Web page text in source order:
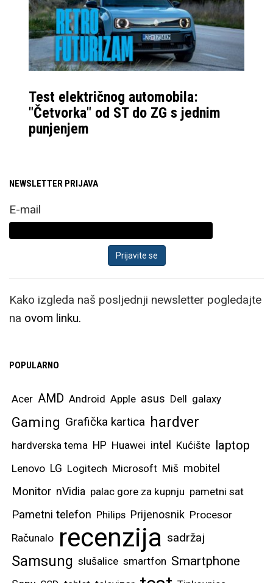
Test električnog automobila:
"Četvorka" od ST do ZG s jednim
punjenjem
NEWSLETTER PRIJAVA
E-mail
Kako izgleda naš posljednji newsletter pogledajte
na ovom linku.
POPULARNO
Acer AMD Android Apple asus Dell galaxy
Gaming Grafička kartica hardver
hardverska tema HP Huawei intel Kućište laptop
Lenovo LG Logitech Microsoft Miš mobitel
Monitor nVidia palac gore za kupnju pametni sat
Pametni telefon Philips Prijenosnik Procesor
Računalo recenzija sadržaj
Samsung slušalice smartfon Smartphone